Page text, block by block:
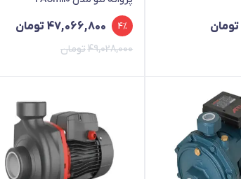
تومان
49,028,000تومان
قیمت
اصلی
49,028,000 تومان
47,066,800 تومان
قیمت
فعلی
47,066,800 تومان
4%